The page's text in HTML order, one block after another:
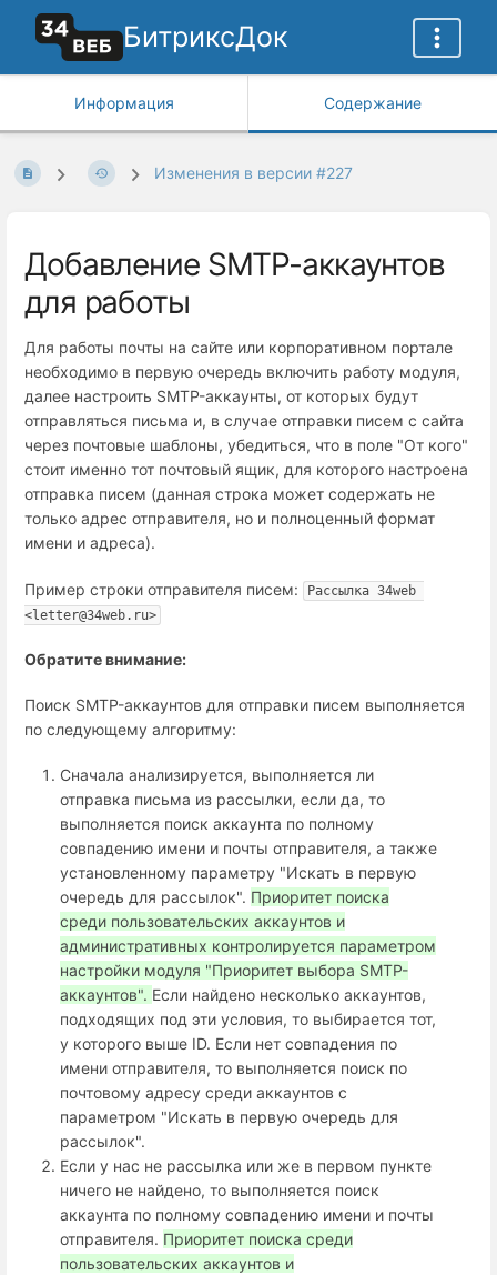
БитриксДок
Информация Содержание
Изменения в версии #227
Добавление SMTP-аккаунтов
для работы
Для работы почты на сайте или корпоративном портале
необходимо в первую очередь включить работу модуля,
далее настроить SMTP-аккаунты, от которых будут
отправляться письма и, в случае отправки писем с сайта
через почтовые шаблоны, убедиться, что в поле "От кого"
стоит именно тот почтовый ящик, для которого настроена
отправка писем (данная строка может содержать не
только адрес отправителя, но и полноценный формат
имени и адреса).
Пример строки отправителя писем:
Рассылка 34web
<letter@34web.ru>
Обратите внимание:
Поиск SMTP-аккаунтов для отправки писем выполняется
по следующему алгоритму:
Сначала анализируется, выполняется ли
отправка письма из рассылки, если да, то
выполняется поиск аккаунта по полному
совпадению имени и почты отправителя, а также
установленному параметру "Искать в первую
очередь для рассылок". Приоритет поиска
среди пользовательских аккаунтов и
административных контролируется параметром
настройки модуля "Приоритет выбора SMTP-
аккаунтов". Если найдено несколько аккаунтов,
подходящих под эти условия, то выбирается тот,
у которого выше ID. Если нет совпадения по
имени отправителя, то выполняется поиск по
почтовому адресу среди аккаунтов с
параметром "Искать в первую очередь для
рассылок".
Если у нас не рассылка или же в первом пункте
ничего не найдено, то выполняется поиск
аккаунта по полному совпадению имени и почты
отправителя. Приоритет поиска среди
пользовательских аккаунтов и